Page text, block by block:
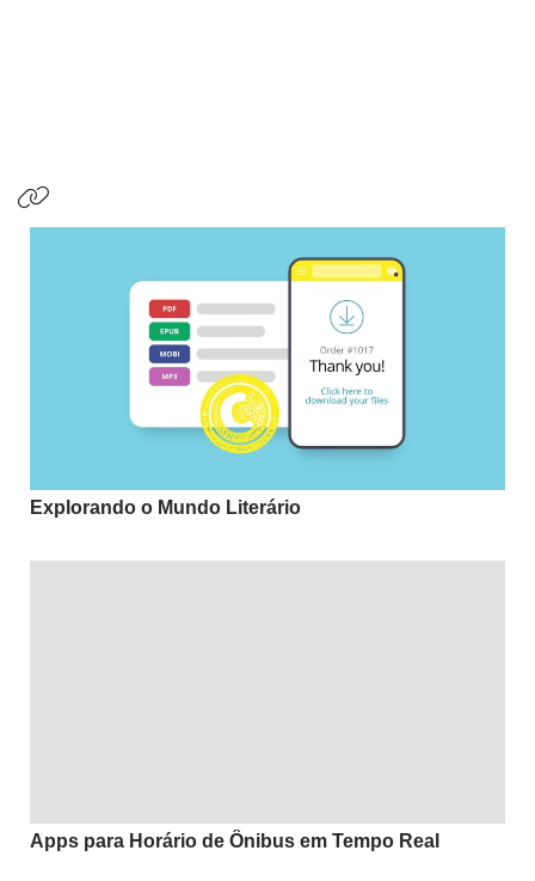
Explorando o Mundo Literário
Apps para Horário de Ônibus em Tempo Real